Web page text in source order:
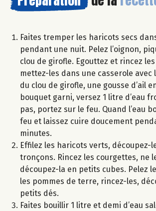
Faites tremper les haricots secs
pendant une nuit. Pelez l’oignon,
clou de girofle. Egouttez et rincez
mettez-les dans une casserole avec
du clou de girofle, une gousse d’ail
bouquet garni, versez 1 litre d’eau
pas, portez sur le feu. Quand l’eau
feu et laissez cuire doucement
minutes.
Effilez les haricots verts, découpez-
tronçons. Rincez les courgettes, ne
découpez-la en petits cubes. Pelez
les pommes de terre, rincez-les,
petits dés.
Faites bouillir 1 litre et demi d’eau